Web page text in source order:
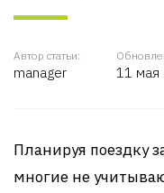
Автор статьи:
manager 11 мая
Планируя поездку
многие не